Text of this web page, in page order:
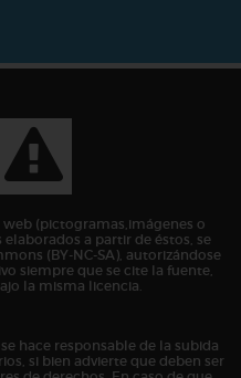
web (pictogramas,imágenes o
a partir de éstos, se
(BY-NC-SA), autorizándose
siempre que se cite la fuente,
la misma licencia.
hace responsable de la subida
si bien advierte que deben ser